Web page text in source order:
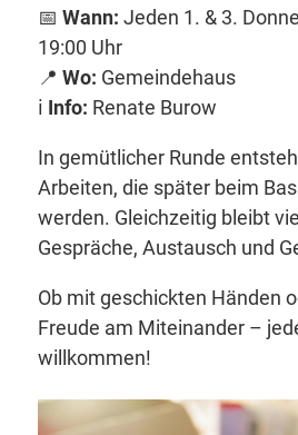
📅 Wann: Jeden 1. & 3.
19:00 Uhr
📍 Wo: Gemeindehaus
ℹ️ Info: Renate Burow
In gemütlicher Runde
Arbeiten, die später beim
werden. Gleichzeitig bleibt
Gespräche, Austausch und
Ob mit geschickten Händen
Freude am Miteinander –
willkommen!